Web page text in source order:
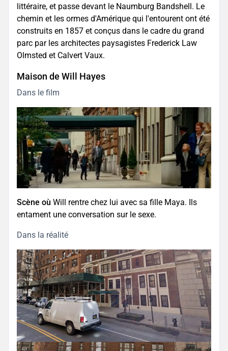
littéraire, et passe devant le Naumburg Bandshell. Le
chemin et les ormes d'Amérique qui l'entourent ont été
construits en 1857 et conçus dans le cadre du grand
parc par les architectes paysagistes Frederick Law
Olmsted et Calvert Vaux.
Maison de Will Hayes
Dans le film
Scène où Will rentre chez lui avec sa fille Maya. Ils
entament une conversation sur le sexe.
Dans la réalité